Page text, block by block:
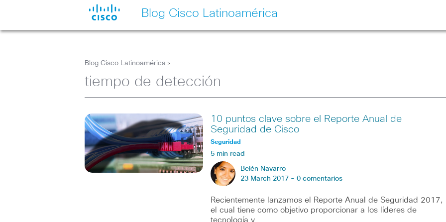
Blog Cisco Latinoamérica
Blog Cisco Latinoamérica >
tiempo de detección
10 puntos clave sobre el Reporte Anual de
Seguridad de Cisco
Seguridad
5 min read
Belén Navarro
23 March 2017 - 0 comentarios
Recientemente lanzamos el Reporte Anual de Seguridad 2017,
el cual tiene como objetivo proporcionar a los líderes de
tecnología y